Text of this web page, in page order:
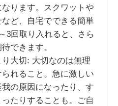
ります。スクワットや
ど、自宅でできる簡単
3回取り入れると、さら
できます。
大切: 大切なのは無理
れること。急に激しい
の原因になったり、す
たりすることも。ご自